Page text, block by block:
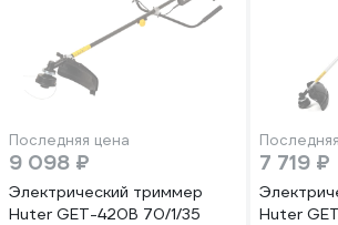
Последняя цена
9 098 ₽
Электрический триммер
Huter GET-420B 70/1/35
7 719 ₽
Huter